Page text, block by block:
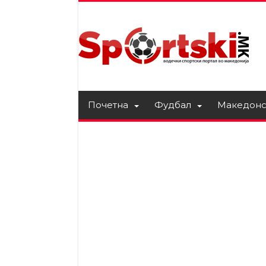
Почетна Фудбал